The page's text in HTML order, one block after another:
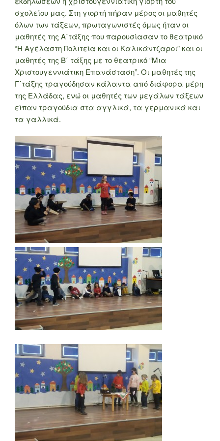
σχολείου μας. Στη γιορτή πήραν μέρος οι μαθητές
όλων των τάξεων, πρωταγωνιστές όμως ήταν οι
μαθητές της Α΄τάξης που παρουσίασαν το θεατρικό
“Η Αγέλαστη Πολιτεία και οι Καλικάντζαροι” και οι
μαθητές της Β΄ τάξης με το θεατρικό “Μια
Χριστουγεννιάτικη Επανάσταση”. Οι μαθητές της
Γ΄τάξης τραγούδησαν κάλαντα από διάφορα μέρη
της Ελλάδας, ενώ οι μαθητές των μεγάλων τάξεων
είπαν τραγούδια στα αγγλικά, τα γερμανικά και
τα γαλλικά.